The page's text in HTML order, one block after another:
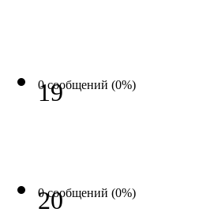
0 сообщений (0%)
19
0 сообщений (0%)
20